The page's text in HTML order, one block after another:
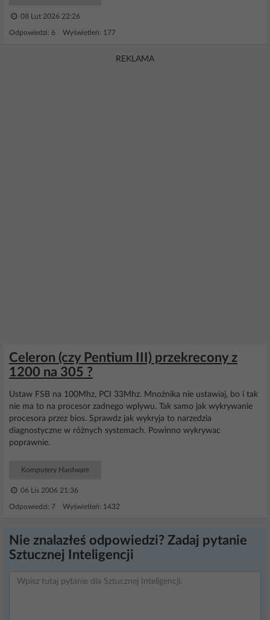
08 Lut 2026 22:26
Odpowiedzi: 6 Wyświetleń: 177
REKLAMA
Celeron (czy Pentium III) przekrecony z
1200 na 305 ?
Ustaw FSB na 100Mhz, PCI 33Mhz. Mnożnika nie ustawiaj, bo i tak
nie ma to na procesor zadnego wplywu. Tak samo jak wykrywanie
procesora przez bios. Sprawdz jak wykryja to narzedzia
diagnostyczne w różnych systemach. Powinno wykrywac
poprawnie.
Komputery Hardware
06 Lis 2006 21:36
Odpowiedzi: 7 Wyświetleń: 1432
Nie znalazłeś odpowiedzi? Zadaj pytanie
Sztucznej Inteligencji